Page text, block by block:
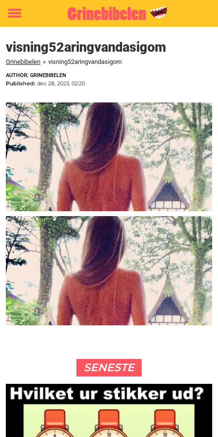
Toggle
visning52aringvandasigom
Grinebibelen » visning52aringvandasigom
AUTHOR: GRINEBIBELEN
Published: dec 28, 2023, 02:20
SENESTE